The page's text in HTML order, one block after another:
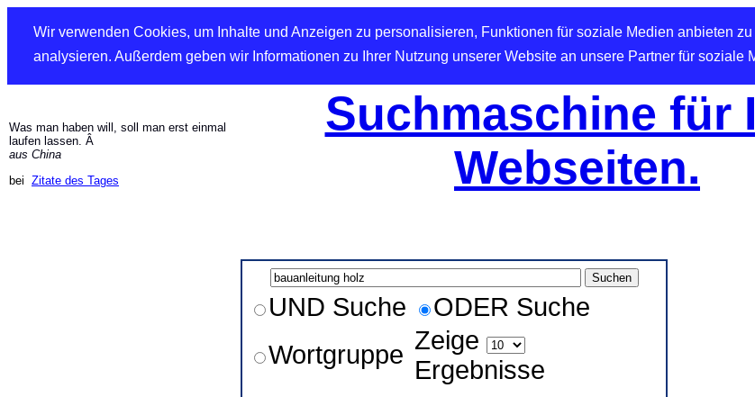
Wir verwenden Cookies, um Inhalte und Anzeigen zu personalisieren, Funktionen für soziale Medien anbieten
analysieren. Außerdem geben wir Informationen zu Ihrer Nutzung unserer Website an unsere Partner für soziale
Was man haben will, soll man erst einmal
laufen lassen. Â
aus China
bei Zitate des Tages
Suchmaschine für
Webseiten.
UND Suche
ODER Suche
Wortgruppe Zeige
Ergebnisse